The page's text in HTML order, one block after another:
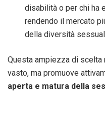
disabilità o per chi ha
rendendo il mercato
della diversità
Questa ampiezza di scelta
vasto, ma promuove
aperta e matura della